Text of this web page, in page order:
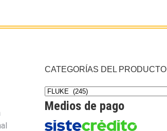
CATEGORÍAS DEL PRODUCTO
Medios de pago